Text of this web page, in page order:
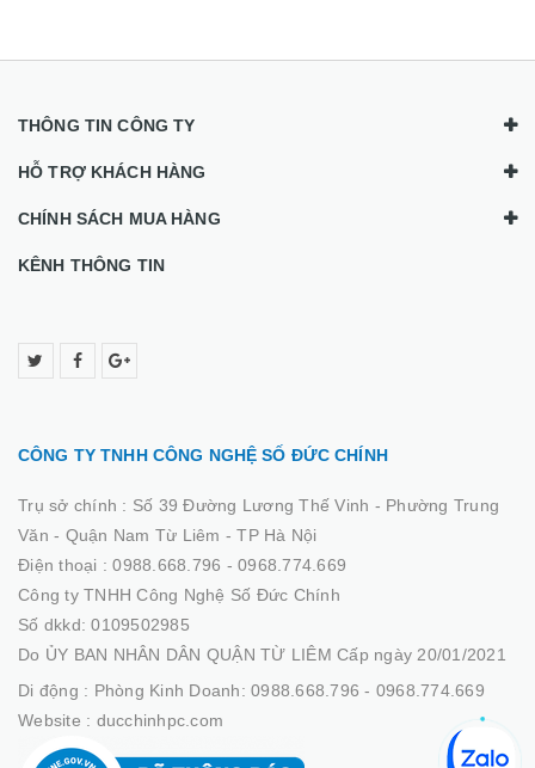
THÔNG TIN CÔNG TY
HỖ TRỢ KHÁCH HÀNG
CHÍNH SÁCH MUA HÀNG
KÊNH THÔNG TIN
CÔNG TY TNHH CÔNG NGHỆ SỐ ĐỨC CHÍNH
Trụ sở chính : Số 39 Đường Lương Thế Vinh - Phường Trung
Văn - Quận Nam Từ Liêm - TP Hà Nội
Điện thoại :0988.668.796 - 0968.774.669
Công ty TNHH Công Nghệ Số Đức Chính
Số dkkd: 0109502985
Do ỦY BAN NHÂN DÂN QUẬN TỪ LIÊM Cấp ngày 20/01/2021
Di động : Phòng Kinh Doanh: 0988.668.796 - 0968.774.669
Website : ducchinhpc.com